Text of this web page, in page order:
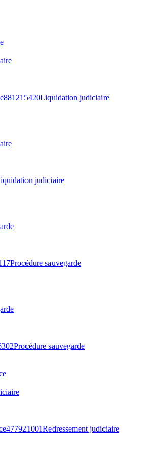
881215420Liquidation judiciaire
judiciaire
Procédure sauvegarde
Procédure sauvegarde
477921001Redressement judiciaire